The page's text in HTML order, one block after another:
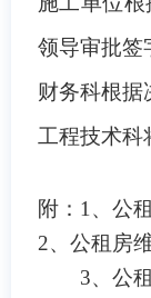
领导审批签
财务科根据
工程技术科
附：1、公
2、公租房
3、公